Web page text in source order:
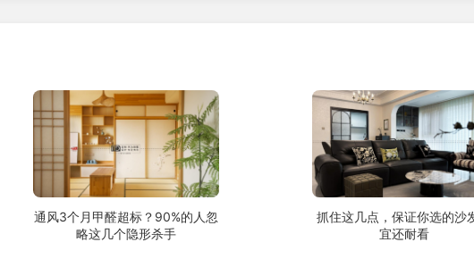
通风3个月甲醛超标？90%的人忽
略这几个隐形杀手
抓住这几点，保证你选的沙
宜还耐看